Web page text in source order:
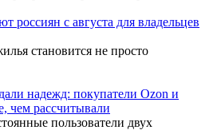
россиян с августа для владельцев
становится не просто
надежд: покупатели Ozon и
чем рассчитывали
пользователи двух